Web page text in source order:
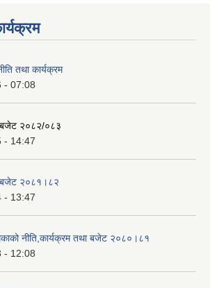
तथा कार्यक्रम
- 07:08
बजेट २०८२/०८३
- 14:47
बजेट २०८१।८२
- 13:47
नीति,कार्यक्रम तथा बजेट २०८०।८१
- 12:08